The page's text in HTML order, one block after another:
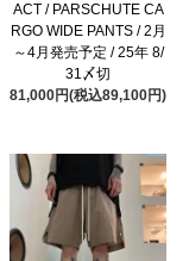
ACT / PARSCHUTE CA
RGO WIDE PANTS / 2月
～4月発売予定 / 25年 8/
31〆切
81,000円(税込89,100円)